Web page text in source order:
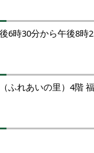
時30分から午後8時
ふれあいの里）4階